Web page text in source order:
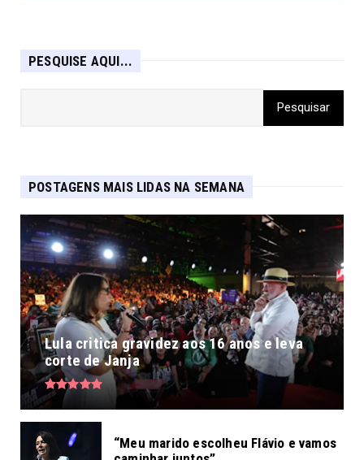
PESQUISE AQUI...
POSTAGENS MAIS LIDAS NA SEMANA
Lula critica gravidez aos 16 anos e leva
corte de Janja
“Meu marido escolheu Flávio e vamos